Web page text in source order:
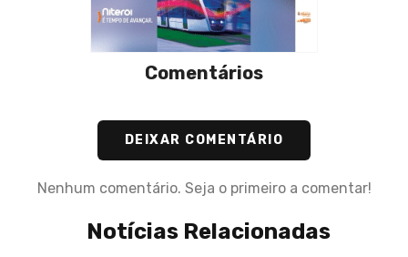
Comentários
DEIXAR COMENTÁRIO
Nenhum comentário. Seja o primeiro a comentar!
Notícias Relacionadas